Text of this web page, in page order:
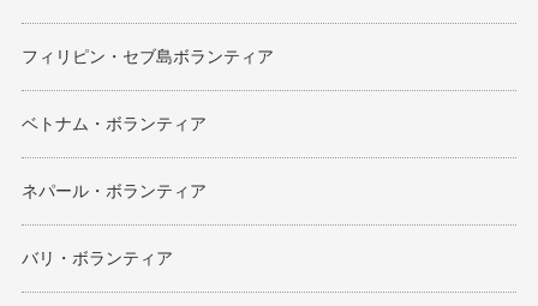
フィリピン・セブ島ボランティア
ベトナム・ボランティア
ネパール・ボランティア
バリ・ボランティア